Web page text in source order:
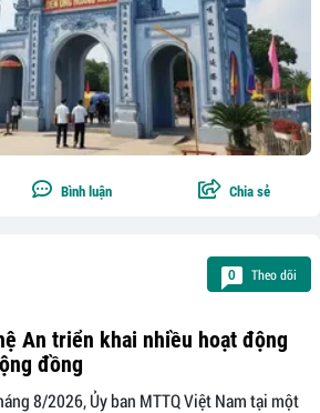
Bình luận Chia sẻ
0 Theo dõi
An triển khai nhiều hoạt động
đồng
8/2026, Ủy ban MTTQ Việt Nam tại một